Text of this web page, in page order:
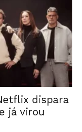
dispara
já virou